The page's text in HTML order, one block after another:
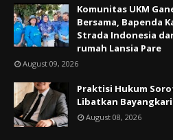
Komunitas UKM
Bersama, Bapenda
Strada Indonesia
rumah Lansia Pare
August 09, 2026
Praktisi Hukum
Libatkan Bayangkari
August 08, 2026